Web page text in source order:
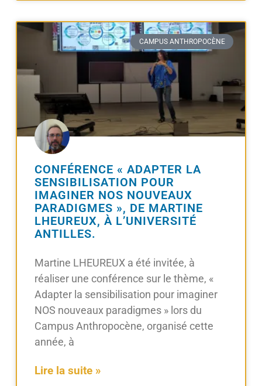
CAMPUS ANTHROPOCÈNE
CONFÉRENCE « ADAPTER LA
SENSIBILISATION POUR
IMAGINER NOS NOUVEAUX
PARADIGMES », DE MARTINE
LHEUREUX, À L’UNIVERSITÉ
ANTILLES.
Martine LHEUREUX a été invitée, à
réaliser une conférence sur le thème, «
Adapter la sensibilisation pour imaginer
NOS nouveaux paradigmes » lors du
Campus Anthropocène, organisé cette
année, à
Lire la suite »